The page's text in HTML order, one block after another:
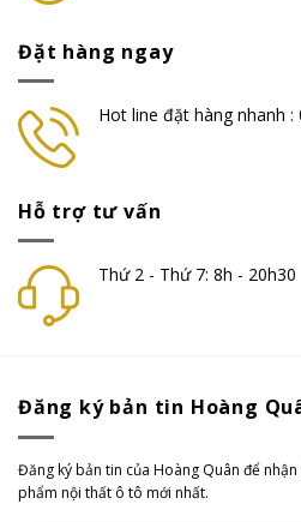
Đặt hàng ngay
Hot line đặt hàng nhanh :
Hỗ trợ tư vấn
Thứ 2 - Thứ 7: 8h - 20h30
Đăng ký bản tin Hoàng
Đăng ký bản tin của Hoàng Quân để
phẩm nội thất ô tô mới nhất.